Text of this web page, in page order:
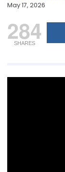
May 17, 2026
284
SHARES